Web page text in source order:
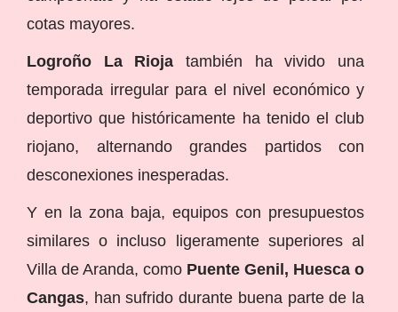
cotas mayores.
Logroño La Rioja también ha vivido una
temporada irregular para el nivel económico y
deportivo que históricamente ha tenido el club
riojano, alternando grandes partidos con
desconexiones inesperadas.
Y en la zona baja, equipos con presupuestos
similares o incluso ligeramente superiores al
Villa de Aranda, como Puente Genil, Huesca o
Cangas, han sufrido durante buena parte de la